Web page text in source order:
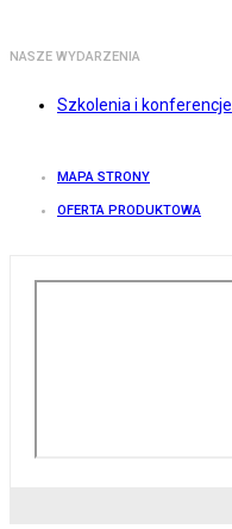
NASZE WYDARZENIA
Szkolenia i konferencje
MAPA STRONY
OFERTA PRODUKTOWA